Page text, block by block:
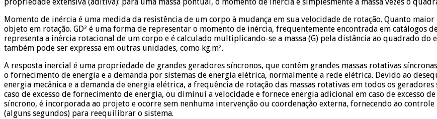
Momento de inércia é uma medida da resistência de um corpo à mudança em sua velocidade de rotação. Quanto
objeto em rotação. GD² é uma forma de representar o momento de inércia, frequentemente encontrada em catálogos
representa a inércia rotacional de um corpo e é calculado multiplicando-se a massa (G) pela distância ao quadrado do
também pode ser expressa em outras unidades, como kg.m².
A resposta inercial é uma propriedade de grandes geradores síncronos, que contêm grandes massas rotativas
o fornecimento de energia e a demanda por sistemas de energia elétrica, normalmente a rede elétrica. Devido ao
energia mecânica e a demanda de energia elétrica, a frequência de rotação das massas rotativas em todos os
caso de excesso de fornecimento de energia, ou diminui a velocidade e fornece energia adicional em caso de excesso
síncrono, é incorporada ao projeto e ocorre sem nenhuma intervenção ou coordenação externa, fornecendo ao
(alguns segundos) para reequilibrar o sistema.